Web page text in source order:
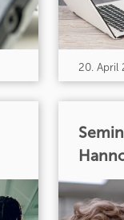
20. April